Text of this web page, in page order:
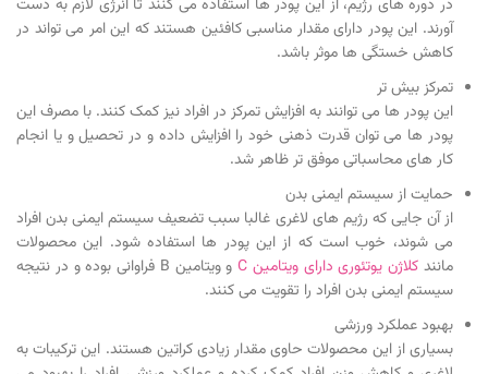
در دوره های رژيم، از این پودر ها استفاده می کنند تا انرژی لازم به دست
آورند. این پودر دارای مقدار مناسبی کافئین هستند که این امر می تواند در
کاهش خستگی ها موثر باشد.
تمرکز بیش تر
این پودر ها می توانند به افزایش تمرکز در افراد نیز کمک کنند. با مصرف این
پودر ها می توان قدرت ذهنی خود را افزایش داده و در تحصیل و یا انجام
کار های محاسباتی موفق تر ظاهر شد.
حمایت از سیستم ایمنی بدن
از آن جایی که رژیم های لاغری غالبا سبب تضعیف سیستم ایمنی بدن افراد
می شوند، خوب است که از این پودر ها استفاده شود. این محصولات
مانند کلاژن یوتئوری دارای ویتامین C
و ویتامین B فراوانی بوده و در نتیجه
سیستم ایمنی بدن افراد را تقویت می کنند.
بهبود عملکرد ورزشی
بسیاری از این محصولات حاوی مقدار زیادی کراتین هستند. این ترکیبات به